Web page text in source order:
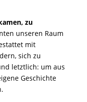
zu
unseren Raum
mit
sich zu
letztlich: um aus
Geschichte